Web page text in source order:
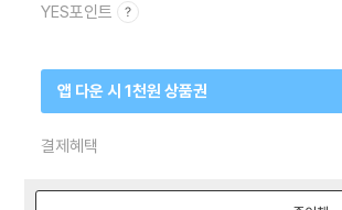
YES포인트
앱 다운 시 1천원 상품권
결제혜택